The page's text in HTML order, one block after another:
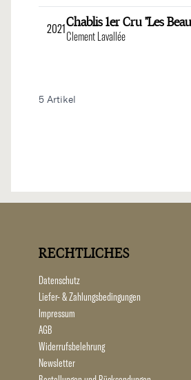
2021Chablis 1er Cru "Les
Clement Lavallée
5 Artikel
RECHTLICHES
Datenschutz
Liefer- & Zahlungsbedingungen
Impressum
AGB
Widerrufsbelehrung
Newsletter